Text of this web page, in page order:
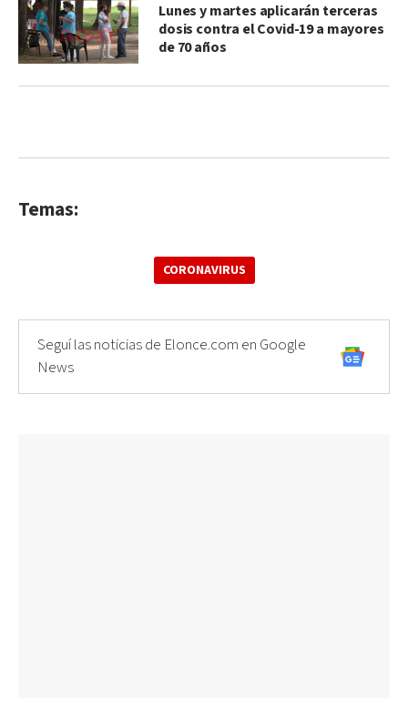
Lunes y martes aplicarán terceras
dosis contra el Covid-19 a mayores
de 70 años
Temas:
CORONAVIRUS
Seguí las noticias de Elonce.com en Google
News